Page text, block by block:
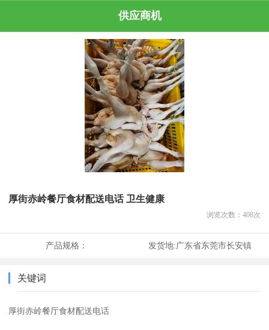
供应商机
厚街赤岭餐厅食材配送电话 卫生健康
浏览次数： 408次
产品规格： 发货地:广东省东莞市长安镇
关键词
厚街赤岭餐厅食材配送电话